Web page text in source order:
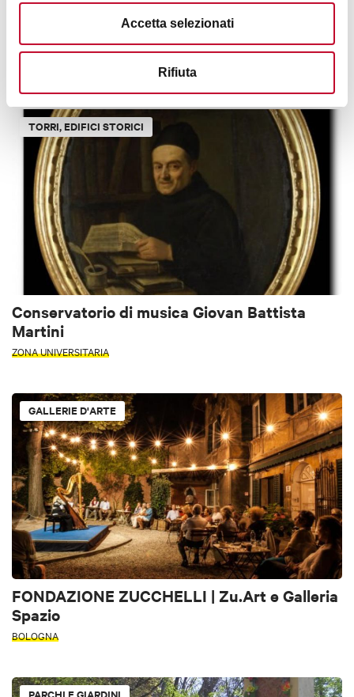
Accetta selezionati
Rifiuta
Pieve di San Lorenzo di Panico
< 30 KM DA BOLOGNA
TORRI, EDIFICI STORICI
Conservatorio di musica Giovan Battista
Martini
ZONA UNIVERSITARIA
GALLERIE D'ARTE
FONDAZIONE ZUCCHELLI | Zu.Art e Galleria
Spazio
BOLOGNA